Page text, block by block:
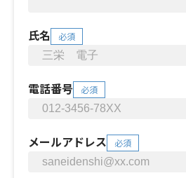
氏名 必須
電話番号 必須
メールアドレス 必須